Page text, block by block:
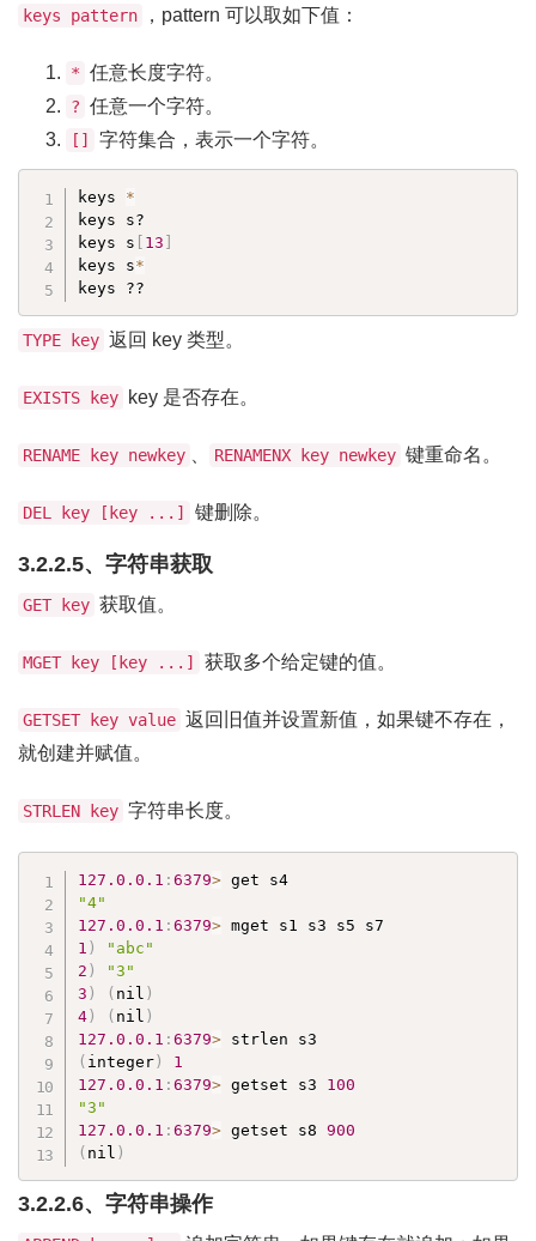
keys pattern ，pattern 可以取如下值：
* 任意长度字符。
? 任意一个字符。
[] 字符集合，表示一个字符。
keys *
keys s?
keys s [ 13 ]
keys s*
keys ??
TYPE key 返回 key 类型。
EXISTS key key 是否存在。
RENAME key newkey RENAMENX key newkey 键重命名。
DEL key [key ...] 键删除。
3.2.2.5、字符串获取
GET key 获取值。
MGET key [key ...] 获取多个给定键的值。
GETSET key value 返回旧值并设置新值，如果键不存在，
就创建并赋值。
STRLEN key 字符串长度。
127.0 .0 .1 :6379>
"4"
127.0 .0 .1 :6379>
1 )
"abc"
2 )
"3"
3 ) ( nil )
4 ) ( nil )
127.0 .0 .1 :6379>
( integer )
1
127.0 .0 .1 :6379> getset s3 100
"3"
127.0 .0 .1 :6379> getset s8 900
( nil )
3.2.2.6、字符串操作